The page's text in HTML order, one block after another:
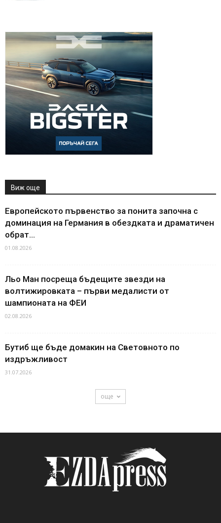
Виж още
Европейското първенство за понита започна с
доминация на Германия в обездката и драматичен
обрат...
01.08.2026
Льо Ман посреща бъдещите звезди на
волтижировката – първи медалисти от
шампионата на ФЕИ
02.08.2026
Бутиб ще бъде домакин на Световното по
издръжливост
31.07.2026
още